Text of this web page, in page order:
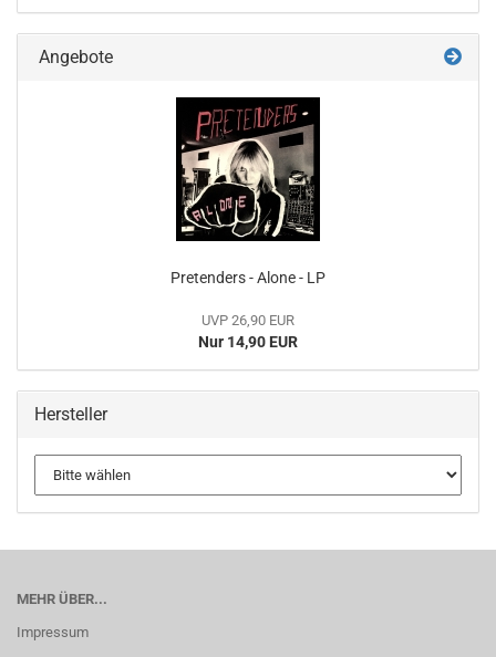
Angebote
Pretenders - Alone - LP
UVP 26,90 EUR
Nur 14,90 EUR
Hersteller
MEHR ÜBER...
Impressum